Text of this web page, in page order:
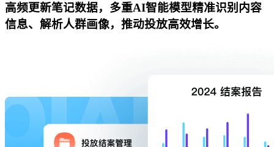
高频更新笔记数据，多重AI智能模型精准识别内容
信息、解析人群画像，推动投放高效增长。